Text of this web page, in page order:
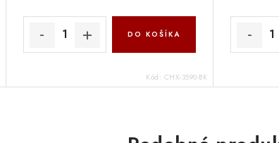
DO KOŠÍKA
Kód: CHX-3590-BK